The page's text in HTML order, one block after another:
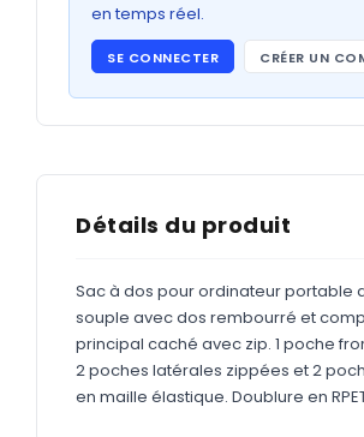
Plans
Bâche
ADHÉSIFS
Étiquettes adhésives en bobine
Adhésifs vitrine
MARQUAGE TEXTILE
en temps réel.
SE CONNECTER CRÉER UN
Détails du produit
Sac à dos pour ordinateur portable
souple avec dos rembourré et
principal caché avec zip. 1 poche
2 poches latérales zippées et 2
en maille élastique. Doublure en